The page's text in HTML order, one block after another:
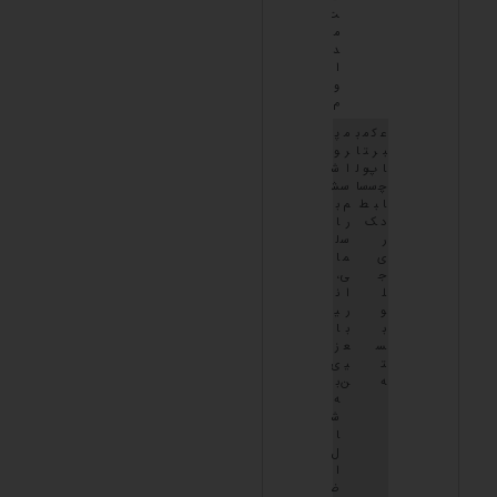
ت
م
د
ا
و
م
ع
ب
ا
چ
ا
د
ر
ی
ج
ل
و
ب
س
ت
ه
ک
ر
پ
س
ب
ک
م
ت
و
س
ط
ب
ا
ل
ا
م
ر
ا
س
م
ر
س
م
ی
ا
ر
ب
ع
ی
ن
پ
و
ش
ش
ب
ا
ل
ا
،
ن
ی
ا
ز
ی
ب
ه
ش
ا
ل
ا
ض